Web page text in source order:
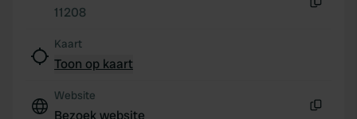
11208
Kaart
Toon op kaart
Website
Bezoek website